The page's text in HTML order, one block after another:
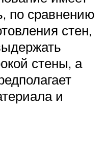
по сравнению
стен,
стены, а
и